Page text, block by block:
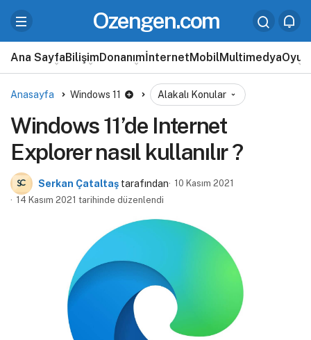
Ozengen.com
Ana SayfaBilişimDonanımİnternetMobilMultimedyaOyun
Anasayfa Windows 11 Alakalı Konular
Windows 11’de Internet
Explorer nasıl kullanılır ?
Serkan Çataltaş tarafından
10 Kasım 2021
14 Kasım 2021 tarihinde düzenlendi